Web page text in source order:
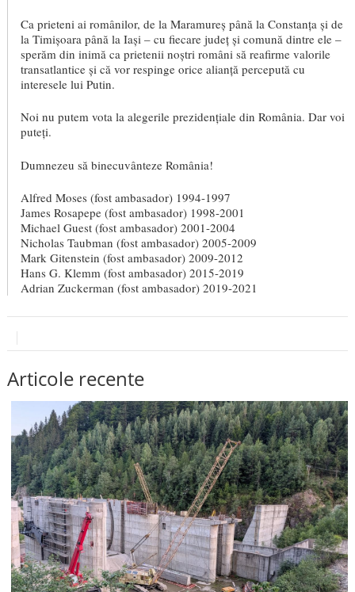
Ca prieteni ai românilor, de la Maramureș până la Constanța și de
la Timișoara până la Iași – cu fiecare județ și comună dintre ele –
sperăm din inimă ca prietenii noștri români să reafirme valorile
transatlantice și că vor respinge orice alianță percepută cu
interesele lui Putin.
Noi nu putem vota la alegerile prezidențiale din România. Dar voi
puteți.
Dumnezeu să binecuvânteze România!
Alfred Moses (fost ambasador) 1994-1997
James Rosapepe (fost ambasador) 1998-2001
Michael Guest (fost ambasador) 2001-2004
Nicholas Taubman (fost ambasador) 2005-2009
Mark Gitenstein (fost ambasador) 2009-2012
Hans G. Klemm (fost ambasador) 2015-2019
Adrian Zuckerman (fost ambasador) 2019-2021
Articole recente